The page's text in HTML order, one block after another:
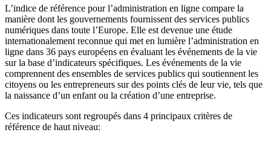
L’indice de référence pour l’administration en ligne compare la
manière dont les gouvernements fournissent des services publics
numériques dans toute l’Europe. Elle est devenue une étude
internationalement reconnue qui met en lumière l’administration en
ligne dans 36 pays européens en évaluant les événements de la vie
sur la base d’indicateurs spécifiques. Les événements de la vie
comprennent des ensembles de services publics qui soutiennent les
citoyens ou les entrepreneurs sur des points clés de leur vie, tels que
la naissance d’un enfant ou la création d’une entreprise.
Ces indicateurs sont regroupés dans 4 principaux critères de
référence de haut niveau: